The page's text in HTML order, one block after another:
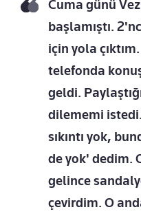
Cuma günü
başlamıştı.
için yola
telefonda
geldi.
dilememi istedi.
sıkıntı yok,
de yok' dedim.
gelince
çevirdim. O